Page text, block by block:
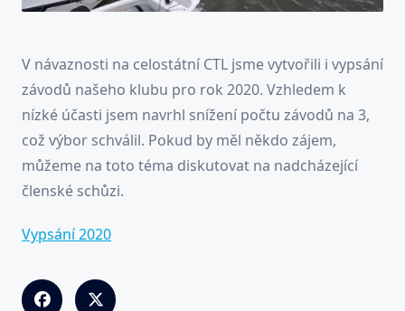
V návaznosti na celostátní CTL jsme vytvořili i vypsání
závodů našeho klubu pro rok 2020. Vzhledem k
nízké účasti jsem navrhl snížení počtu závodů na 3,
což výbor schválil. Pokud by měl někdo zájem,
můžeme na toto téma diskutovat na nadcházející
členské schůzi.
Vypsání 2020